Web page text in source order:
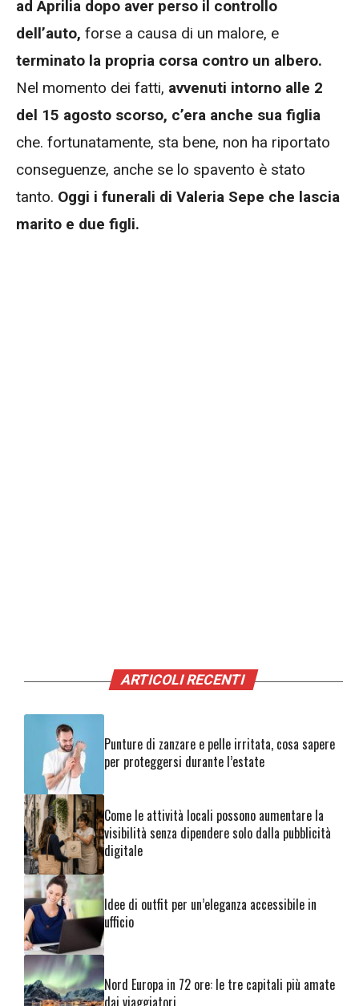
ad Aprilia dopo aver perso il controllo
dell’auto, forse a causa di un malore, e
terminato la propria corsa contro un albero.
Nel momento dei fatti, avvenuti intorno alle 2
del 15 agosto scorso, c’era anche sua figlia
che. fortunatamente, sta bene, non ha riportato
conseguenze, anche se lo spavento è stato
tanto. Oggi i funerali di Valeria Sepe che lascia
marito e due figli.
ARTICOLI RECENTI
Punture di zanzare e pelle irritata, cosa sapere
per proteggersi durante l’estate
Come le attività locali possono aumentare la
visibilità senza dipendere solo dalla pubblicità
digitale
Idee di outfit per un’eleganza accessibile in
ufficio
Nord Europa in 72 ore: le tre capitali più amate
dai viaggiatori